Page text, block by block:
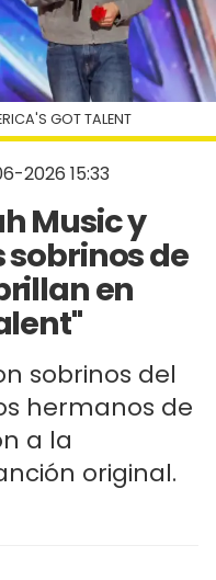
2026 15:33
Music y
sobrinos de
en
sobrinos del
hermanos de
a la
original.
GOT TALENT